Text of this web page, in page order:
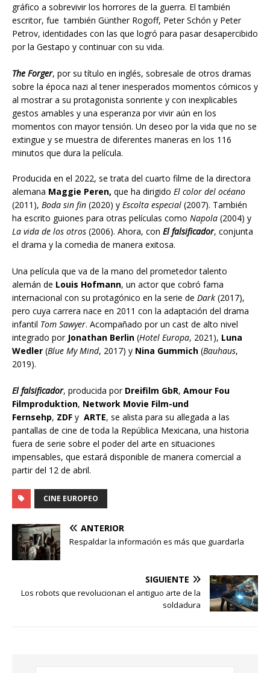
gráfico a sobrevivir los horrores de la guerra. El también
escritor, fue también Günther Rogoff, Peter Schón y Peter
Petrov, identidades con las que logró para pasar desapercibido
por la Gestapo y continuar con su vida.
The Forger, por su título en inglés, sobresale de otros dramas
sobre la época nazi al tener inesperados momentos cómicos y
al mostrar a su protagonista sonriente y con inexplicables
gestos amables y una esperanza por vivir aún en los
momentos con mayor tensión. Un deseo por la vida que no se
extingue y se muestra de diferentes maneras en los 116
minutos que dura la película.
Producida en el 2022, se trata del cuarto filme de la directora
alemana Maggie Peren, que ha dirigido El color del océano
(2011), Boda sin fin (2020) y Escolta especial (2007). También
ha escrito guiones para otras películas como Napola (2004) y
La vida de los otros (2006). Ahora, con El falsificador, conjunta
el drama y la comedia de manera exitosa.
Una película que va de la mano del prometedor talento
alemán de Louis Hofmann, un actor que cobró fama
internacional con su protagónico en la serie de Dark (2017),
pero cuya carrera nace en 2011 con la adaptación del drama
infantil Tom Sawyer. Acompañado por un cast de alto nivel
integrado por Jonathan Berlin (Hotel Europa, 2021), Luna
Wedler (Blue My Mind, 2017) y Nina Gummich (Bauhaus,
2019).
El falsificador, producida por Dreifilm GbR, Amour Fou
Filmproduktion, Network Movie Film-und
Fernsehp, ZDF y ARTE, se alista para su allegada a las
pantallas de cine de toda la República Mexicana, una historia
fuera de serie sobre el poder del arte en situaciones
impensables, que estará disponible de manera comercial a
partir del 12 de abril.
CINE EUROPEO
ANTERIOR
Respaldar la información es más que guardarla
SIGUIENTE
Los robots que revolucionan el antiguo arte de la
soldadura